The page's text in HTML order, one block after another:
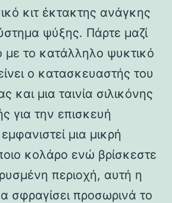
κιτ έκτακτης ανάγκης
ψύξης. Πάρτε μαζί
με το κατάλληλο ψυκτικό
ο κατασκευαστής του
και μια ταινία σιλικόνης
για την επισκευή
μια μικρή
κολάρο ενώ βρίσκεστε
περιοχή, αυτή η
σφραγίσει προσωρινά το